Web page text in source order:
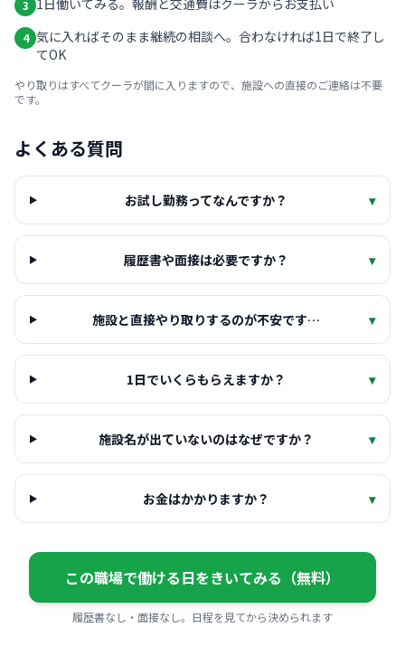
3 1日働いてみる。報酬と交通費はクーラからお支払い
4 気に入ればそのまま継続の相談へ。合わなければ1日で終了し
てOK
やり取りはすべてクーラが間に入りますので、施設への直接のご連絡は不要
です。
よくある質問
お試し勤務ってなんですか？ ▾
履歴書や面接は必要ですか？ ▾
施設と直接やり取りするのが不安です… ▾
1日でいくらもらえますか？ ▾
施設名が出ていないのはなぜですか？ ▾
お金はかかりますか？ ▾
この職場で働ける日をきいてみる（無料）
履歴書なし・面接なし。日程を見てから決められます